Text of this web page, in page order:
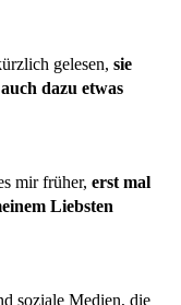
gelesen, sie
dazu etwas
mir früher, erst mal
Liebsten
soziale Medien, die